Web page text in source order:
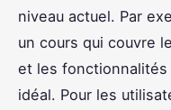
niveau actuel. Par
un cours qui couvre
et les fonctionnalités
idéal. Pour les